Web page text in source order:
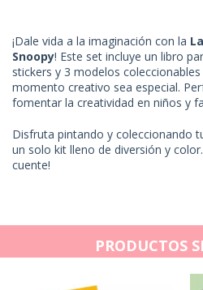
¡Dale vida a la imaginación con la
Snoopy! Este set incluye un libro
stickers y 3 modelos
momento creativo sea especial.
fomentar la creatividad en niños y
Disfruta pintando y coleccionando
un solo kit lleno de diversión y
cuente!
PRODUCTOS